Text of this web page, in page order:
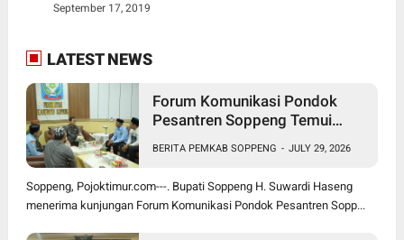
September 17, 2019
LATEST NEWS
Forum Komunikasi Pondok
Pesantren Soppeng Temui
BERITA PEMKAB SOPPENG - JULY 29, 2026
Soppeng, Pojoktimur.com---. Bupati Soppeng H. Suwardi Haseng
menerima kunjungan Forum Komunikasi Pondok Pesantren Sopp...